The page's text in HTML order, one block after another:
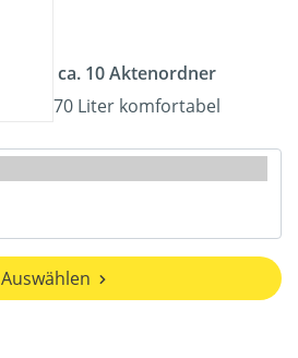
ca. 10 Aktenordner
70 Liter komfortabel
Auswählen